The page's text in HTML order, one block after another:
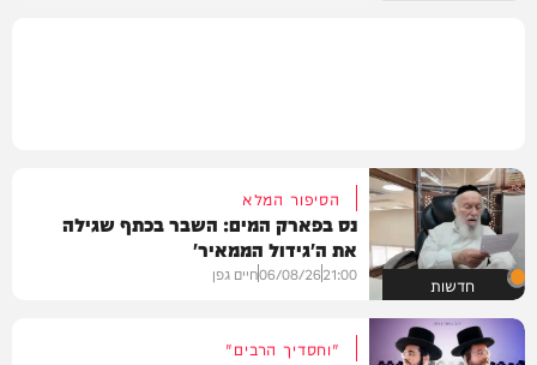
חדשות
הסיפור המלא
נס בפארק המים: השבר בכתף שגילה
את ה'גידול הממאיר'
21:00
06/08/26חיים גפן
"וחסדיך הרבים"